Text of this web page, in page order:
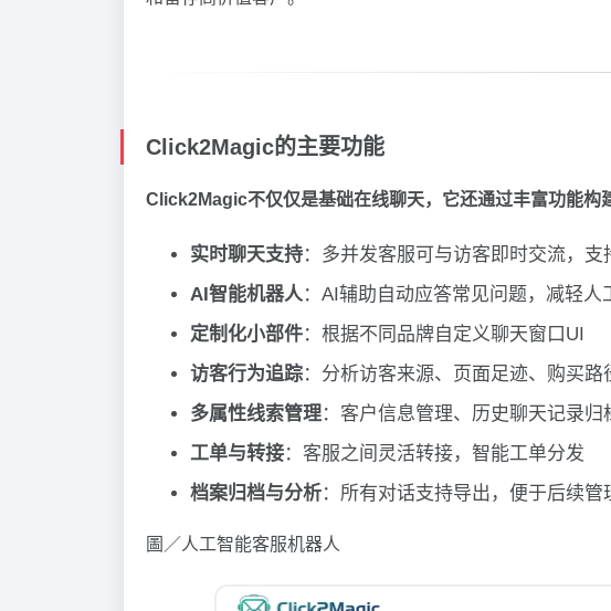
Click2Magic的主要功能
Click2Magic不仅仅是基础在线聊天，它还通过丰富功能构
实时聊天支持：多并发客服可与访客即时交流，
AI智能机器人：AI辅助自动应答常见问题，减轻人
定制化小部件：根据不同品牌自定义聊天窗口UI
访客行为追踪：分析访客来源、页面足迹、购买路
多属性线索管理：客户信息管理、历史聊天记录归
工单与转接：客服之间灵活转接，智能工单分发
档案归档与分析：所有对话支持导出，便于后续管
圖／人工智能客服机器人